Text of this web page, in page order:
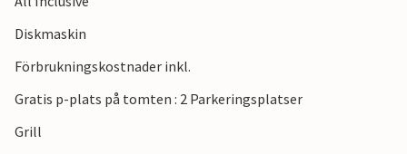
Diskmaskin
Förbrukningskostnader inkl.
Gratis p-plats på tomten : 2 Parkeringsplatser
Grill